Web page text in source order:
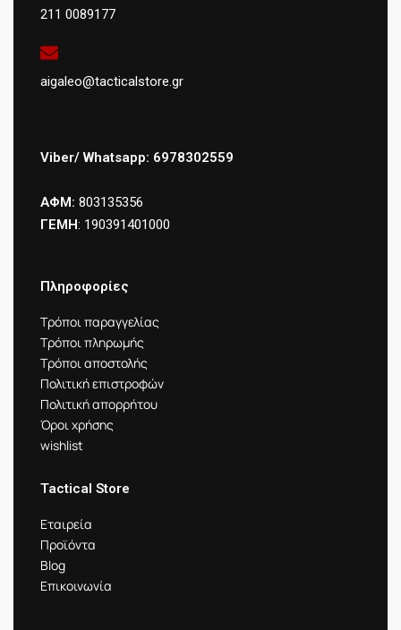
211 0089177
aigaleo@tacticalstore.gr
Viber/ Whatsapp: 6978302559
ΑΦΜ: 803135356
ΓΕΜΗ: 190391401000
Πληροφορίες
Τρόποι παραγγελίας
Τρόποι πληρωμής
Τρόποι αποστολής
Πολιτική επιστροφών
Πολιτική απορρήτου
Όροι χρήσης
wishlist
Tactical Store
Εταιρεία
Προϊόντα
Blog
Επικοινωνία